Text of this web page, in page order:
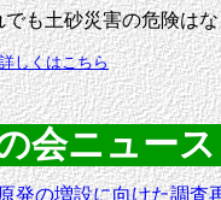
でも土砂災害の危険は
詳しくはこちら
会ニュー
発の増設に向けた調査